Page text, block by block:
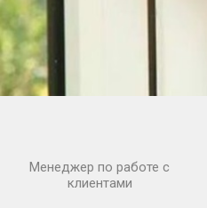
Менеджер по работе с
клиентами